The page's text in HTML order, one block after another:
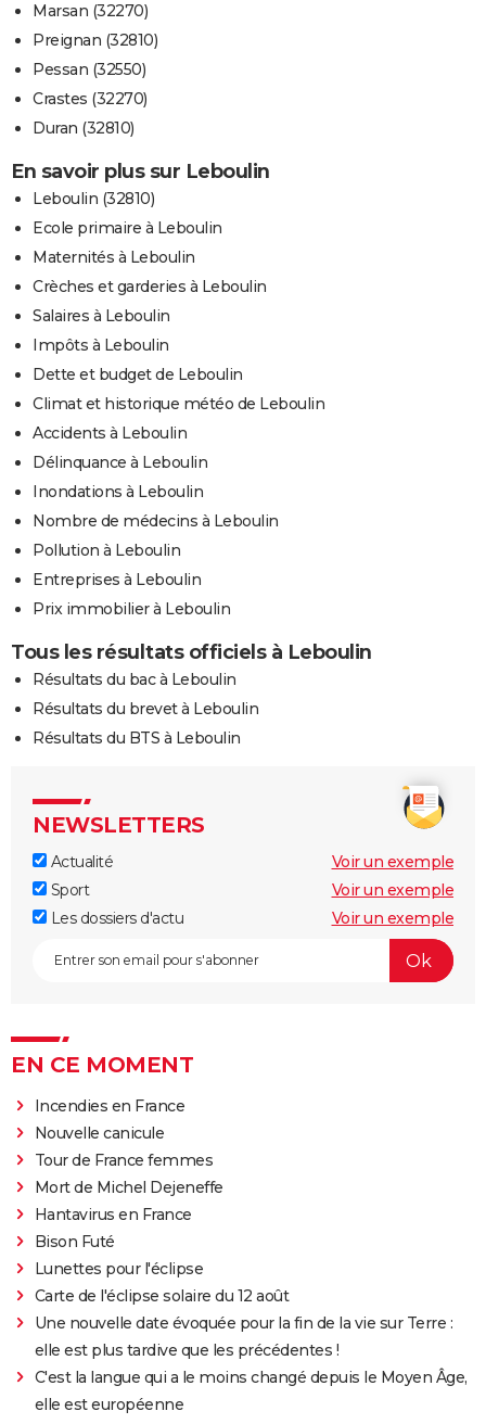
Marsan (32270)
Preignan (32810)
Pessan (32550)
Crastes (32270)
Duran (32810)
En savoir plus sur Leboulin
Leboulin (32810)
Ecole primaire à Leboulin
Maternités à Leboulin
Crèches et garderies à Leboulin
Salaires à Leboulin
Impôts à Leboulin
Dette et budget de Leboulin
Climat et historique météo de Leboulin
Accidents à Leboulin
Délinquance à Leboulin
Inondations à Leboulin
Nombre de médecins à Leboulin
Pollution à Leboulin
Entreprises à Leboulin
Prix immobilier à Leboulin
Tous les résultats officiels à Leboulin
Résultats du bac à Leboulin
Résultats du brevet à Leboulin
Résultats du BTS à Leboulin
NEWSLETTERS
Actualité
Voir un exemple
Sport
Voir un exemple
Les dossiers d'actu
Voir un exemple
EN CE MOMENT
Incendies en France
Nouvelle canicule
Tour de France femmes
Mort de Michel Dejeneffe
Hantavirus en France
Bison Futé
Lunettes pour l'éclipse
Carte de l'éclipse solaire du 12 août
Une nouvelle date évoquée pour la fin de la vie sur Terre :
elle est plus tardive que les précédentes !
C'est la langue qui a le moins changé depuis le Moyen Âge,
elle est européenne